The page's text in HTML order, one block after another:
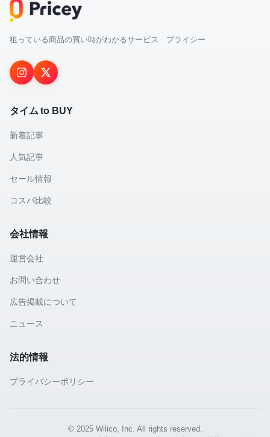
狙っている商品の買い時がわかるサービス プライシー
タイム to BUY
新着記事
人気記事
セール情報
コスパ比較
会社情報
運営会社
お問い合わせ
広告掲載について
ニュース
法的情報
プライバシーポリシー
© 2025 Wilico, Inc. All rights reserved.